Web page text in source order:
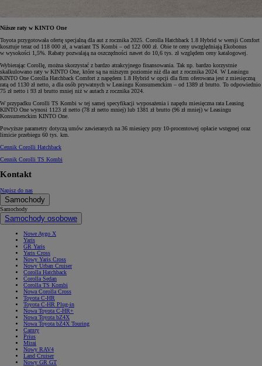
Niższe raty w KINTO One
Toyota przygotowała ofertę specjalną dla aut z rocznika 2025. Corolla Hatchback 1.8 Hybrid w wersji Comfort
kosztuje teraz od 118 000 zł, a wariant TS Kombi – od 122 000 zł. Obie te ceny uwzględniają Ekobonus
w wysokości 1,5%. Rabaty pozwalają na oszczędności nawet do 10,6 tys. zł względem ceny katalogowej.
Wybierając Corollę, można skorzystać z bardzo atrakcyjnego finansowania. Tak np. bardzo korzystnie
skalkulowano raty w KINTO One, które są na niższym poziomie niż dla aut z rocznika 2024. W Leasingu
KINTO One Corolla Hatchback Comfort z napędem 1.8 Hybrid w opcji dla firm oferowana jest z miesięczną
ratą od 1130 zł netto, a dla osób prywatnych w Leasingu Konsumenckim – od 1389 zł brutto. To odpowiednio
75 zł netto i 93 zł brutto mniej niż w autach z rocznika 2024.
W przypadku Corolli TS Kombi w tej samej specyfikacji wyposażenia i napędu miesięczna rata Leasing
KINTO One wynosi 1123 zł netto (78 zł netto mniej) lub 1381 zł brutto (96 zł mniej) w Leasingu
Konsumenckim KINTO One.
Powyższe parametry dotyczą umów zawieranych na 36 miesięcy przy 10-procentowej opłacie wstępnej oraz
limicie przebiegu 60 tys. km.
Cennik Corolli Hatchback
Cennik Corolli TS Kombi
Kontakt
Napisz do nas
Samochody
Samochody
Samochody osobowe
Nowe Aygo X
Yaris
GR Yaris
Yaris Cross
Nowy Yaris Cross
Nowy Urban Cruiser
Corolla Hatchback
Corolla Sedan
Corolla TS Kombi
Nowa Corolla Cross
Toyota C-HR
Toyota C-HR Plug-in
Nowa Toyota C-HR+
Nowa Toyota bZ4X
Nowa Toyota bZ4X Touring
Camry
Prius
Mirai
Nowy RAV4
Land Cruiser
Nowy GR GT